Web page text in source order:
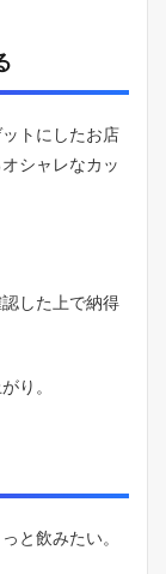
トにしたお店
シャレなカッ
した上で納得
り。
と飲みたい。